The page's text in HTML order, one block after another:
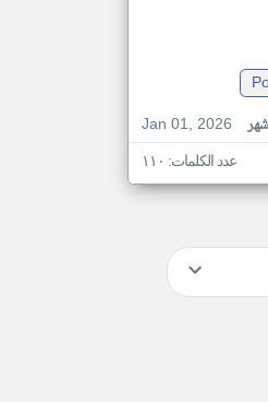
Jan 01, 2026
عدد الكلمات: ١١٠